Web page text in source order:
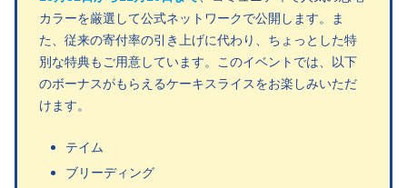
カラーを厳選して公式ネットワークで公開します。ま
た、従来の寄付率の引き上げに代わり、ちょっとした特
別な特典もご用意しています。このイベントでは、以下
のボーナスがもらえるケーキスライスをお楽しみいただ
けます。
テイム
ブリーディング